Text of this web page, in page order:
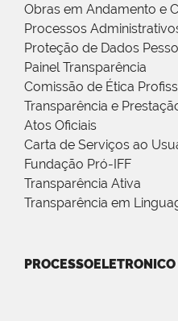
Obras em Andamento e
Processos
Proteção de Dados
Painel Transparência
Comissão de Ética
Transparência e
Atos Oficiais
Carta de Serviços ao
Fundação Pró-IFF
Transparência Ativa
Transparência em
PROCESSOELETRONICO